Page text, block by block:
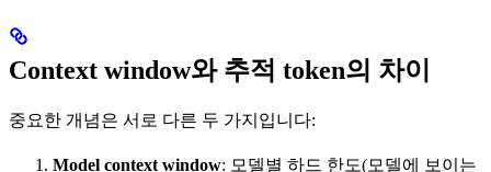
Context window와 추적 token의 차이
중요한 개념은 서로 다른 두 가지입니다:
Model context window: 모델별 하드 한도(모델에 보이는